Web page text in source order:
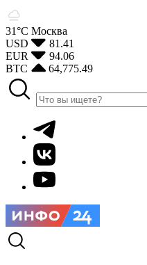
31°С Москва
USD
81.41
EUR
94.06
BTC
64,775.49